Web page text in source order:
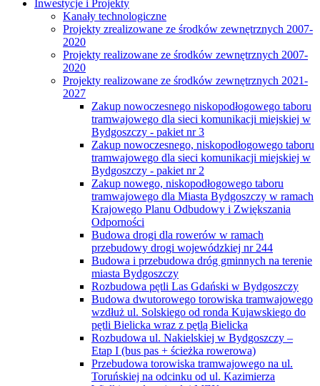
Inwestycje i Projekty
Kanały technologiczne
Projekty zrealizowane ze środków zewnętrznych 2007-
2020
Projekty realizowane ze środków zewnętrznych 2007-
2020
Projekty realizowane ze środków zewnętrznych 2021-
2027
Zakup nowoczesnego niskopodłogowego taboru
tramwajowego dla sieci komunikacji miejskiej w
Bydgoszczy - pakiet nr 3
Zakup nowoczesnego, niskopodłogowego taboru
tramwajowego dla sieci komunikacji miejskiej w
Bydgoszczy - pakiet nr 2
Zakup nowego, niskopodłogowego taboru
tramwajowego dla Miasta Bydgoszczy w ramach
Krajowego Planu Odbudowy i Zwiększania
Odporności
Budowa drogi dla rowerów w ramach
przebudowy drogi wojewódzkiej nr 244
Budowa i przebudowa dróg gminnych na terenie
miasta Bydgoszczy
Rozbudowa pętli Las Gdański w Bydgoszczy
Budowa dwutorowego torowiska tramwajowego
wzdłuż ul. Solskiego od ronda Kujawskiego do
pętli Bielicka wraz z pętlą Bielicka
Rozbudowa ul. Nakielskiej w Bydgoszczy –
Etap I (bus pas + ścieżka rowerowa)
Przebudowa torowiska tramwajowego na ul.
Toruńskiej na odcinku od ul. Kazimierza